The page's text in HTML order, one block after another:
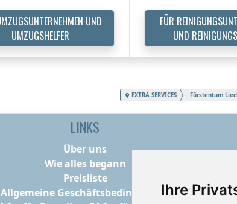
Ihre
UND
UMZUGSHELFER
FÜR
UND
EXTRA SERVICES Fürstentum
LINKS
Über uns
Wie alles begann
Preisliste
Allgemeine Geschäftsbedingungen